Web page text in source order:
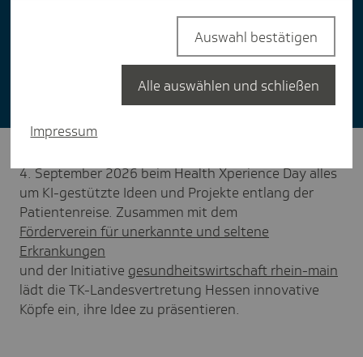
4. September 2026 beim Health Xperience Day alles
um KI-gestützte Ideen und Projekte entlang der
Patientenreise. Zusammen mit dem
Förderverein für unerkannte und seltene
Erkrankungen
und der Initiative gesundheitswirtschaft rhein-main
lädt die TK-Landesvertretung Hessen innovative
Köpfe ein, ihre Idee zu präsentieren.
Impressum
Auswahl bestätigen
Alle auswählen und schließen